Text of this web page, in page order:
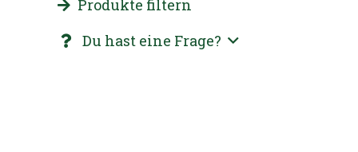
Produkte filtern
Du hast eine Frage?